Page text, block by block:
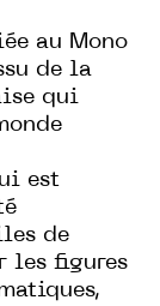
au Mono
de la
qui
est
de
les figures